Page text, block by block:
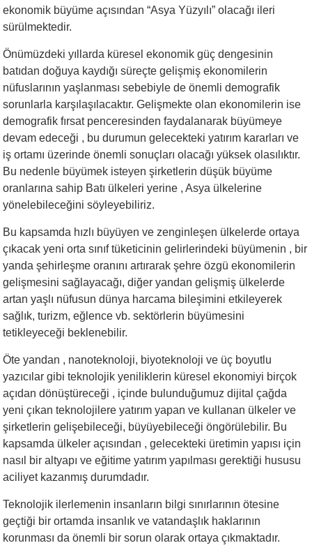
ekonomik büyüme açısından “Asya Yüzyılı” olacağı ileri
sürülmektedir.
Önümüzdeki yıllarda küresel ekonomik güç dengesinin
batıdan doğuya kaydığı süreçte gelişmiş ekonomilerin
nüfuslarının yaşlanması sebebiyle de önemli demografik
sorunlarla karşılaşılacaktır. Gelişmekte olan ekonomilerin ise
demografik fırsat penceresinden faydalanarak büyümeye
devam edeceği , bu durumun gelecekteki yatırım kararları ve
iş ortamı üzerinde önemli sonuçları olacağı yüksek olasılıktır.
Bu nedenle büyümek isteyen şirketlerin düşük büyüme
oranlarına sahip Batı ülkeleri yerine , Asya ülkelerine
yönelebileceğini söyleyebiliriz.
Bu kapsamda hızlı büyüyen ve zenginleşen ülkelerde ortaya
çıkacak yeni orta sınıf tüketicinin gelirlerindeki büyümenin , bir
yanda şehirleşme oranını artırarak şehre özgü ekonomilerin
gelişmesini sağlayacağı, diğer yandan gelişmiş ülkelerde
artan yaşlı nüfusun dünya harcama bileşimini etkileyerek
sağlık, turizm, eğlence vb. sektörlerin büyümesini
tetikleyeceği beklenebilir.
Öte yandan , nanoteknoloji, biyoteknoloji ve üç boyutlu
yazıcılar gibi teknolojik yeniliklerin küresel ekonomiyi birçok
açıdan dönüştüreceği , içinde bulunduğumuz dijital çağda
yeni çıkan teknolojilere yatırım yapan ve kullanan ülkeler ve
şirketlerin gelişebileceği, büyüyebileceği öngörülebilir. Bu
kapsamda ülkeler açısından , gelecekteki üretimin yapısı için
nasıl bir altyapı ve eğitime yatırım yapılması gerektiği hususu
aciliyet kazanmış durumdadır.
Teknolojik ilerlemenin insanların bilgi sınırlarının ötesine
geçtiği bir ortamda insanlık ve vatandaşlık haklarının
korunması da önemli bir sorun olarak ortaya çıkmaktadır.